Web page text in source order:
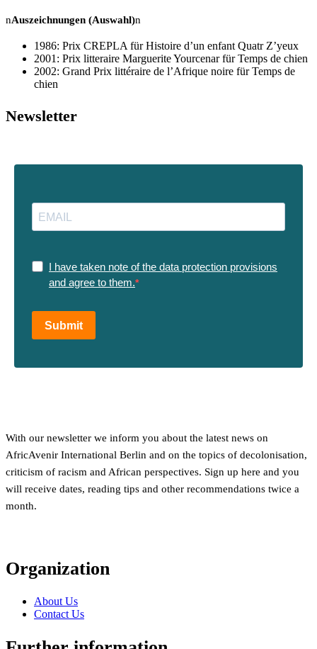
nAuszeichnungen (Auswahl)n
1986: Prix CREPLA für Histoire d’un enfant Quatr Z’yeux
2001: Prix litteraire Marguerite Yourcenar für Temps de chien
2002: Grand Prix littéraire de l’Afrique noire für Temps de
chien
Newsletter
I have taken note of the data protection provisions
and agree to them.
Submit
With our newsletter we inform you about the latest news on
AfricAvenir International Berlin and on the topics of decolonisation,
criticism of racism and African perspectives. Sign up here and you
will receive dates, reading tips and other recommendations twice a
month.
Organization
About Us
Contact Us